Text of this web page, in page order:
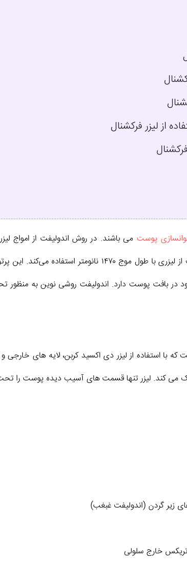
از لیزر فرکشنال
پوست می باشند. در روش اندولیفت از
را درمان کند. دستگاه اندولیفت از لیزری با
در بافت پوست دارد. اندولیفت روشی نوین به
با استفاده از لیزر دی اکسید کربن، لایه های
کند. لیزر تنها قسمت های آسیب دیده پوست را تحت
زیر گردن (اندولیفت غبغب)
خارج سلولی